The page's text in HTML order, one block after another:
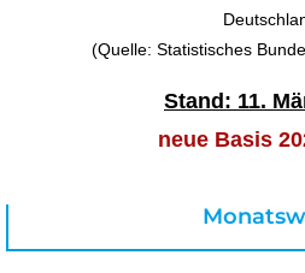
(Quelle: Statistisches
Stand: 11.
neue Basis